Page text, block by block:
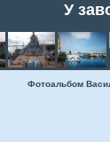
У
Фотоальбом